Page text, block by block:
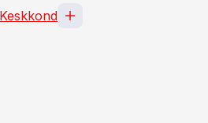
Keskkond